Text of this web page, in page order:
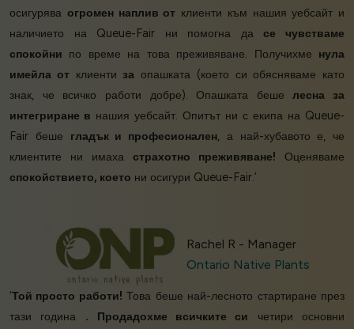
осигурява огромен наплив от клиенти към нашия уебсайт и
наличието на Queue-Fair ни помогна дасе чувстваме
спокойни по време на това преживяване. Получихме нула
имейла отклиентиза опашката (което си обясняваме като
знак, че всичко работи добре). Опашката беше лесна за
интегриране в нашия уебсайт. Опитът ни с екипа на Queue-
Fair беше гладък и професионален , а най-хубавото е, че
клиентите ни имаха страхотно преживяване! Оценяваме
спокойствието, което ни осигури Queue-Fair.’
Rachel R - Manager
Ontario Native Plants
‘Той просто работи! Това беше най-лесното стартиране през
тази година . Продадохме всичките си четири основни